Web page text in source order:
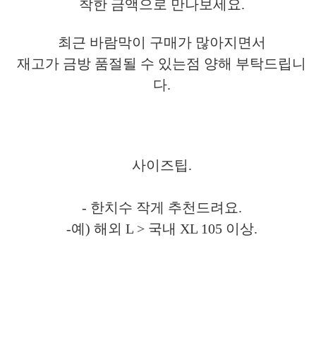
착한 금액으로 만나보세요.
최근 바람막이 구매가 많아지면서
재고가 금방 품절될 수 있는점 양해 부탁드립니
다.
사이즈팁.
- 한치수 작게 추천드려요.
-예) 해외 L > 국내 XL 105 이상.